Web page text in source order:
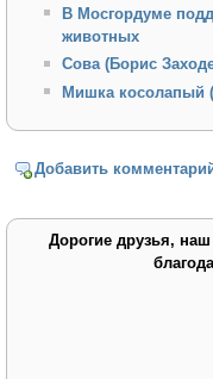
В Мосгордуме
животных
Сова (Борис
Мишка косолапый
Добавить
Дорогие друзья,